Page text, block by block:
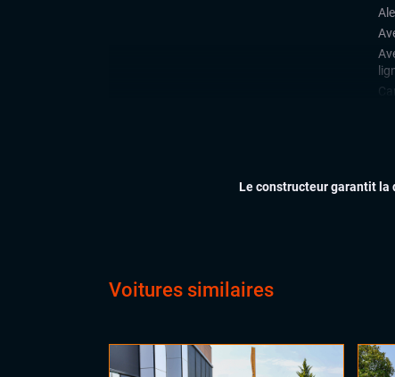
Le constructeur garantit la
Voitures similaires